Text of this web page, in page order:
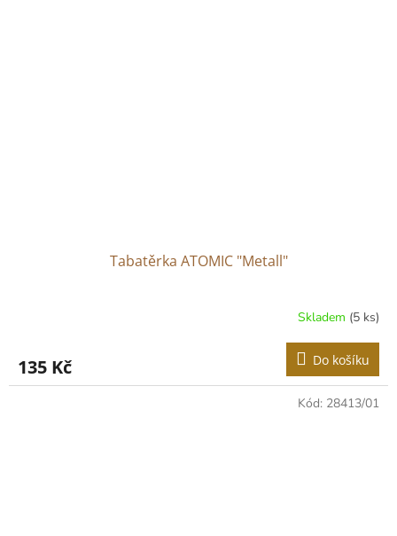
Tabatěrka ATOMIC "Metall"
Skladem (5 ks)
135 Kč Do košíku
Kód: 28413/01